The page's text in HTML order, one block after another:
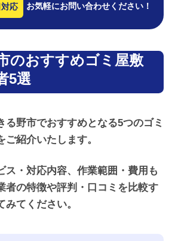
応 お気軽にお問い合わせください！
のおすすめゴミ屋敷
5選
る野市でおすすめとなる5つのゴミ
ご紹介いたします。
ス・対応内容、作業範囲・費用も
者の特徴や評判・口コミを比較す
みてください。